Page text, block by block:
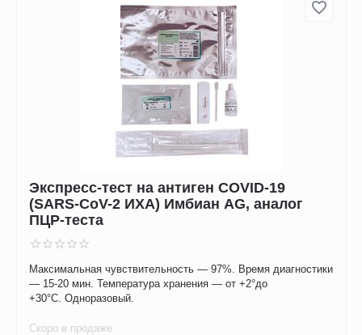
Экспресс-тест на антиген COVID-19
(SARS-CoV-2 ИХА) Имбиан AG, аналог
ПЦР-теста
Максимальная чувствительность — 97%. Время диагностики
— 15-20 мин. Температура хранения — от +2°до
+30°C. Одноразовый.
Скоро в продаже